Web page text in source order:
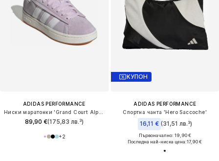
ADIDAS PERFORMANCE
89,90 €(175,83 лв.³)
+2
КУПОН
ADIDAS PERFORMANCE
Спортна чанта 'Hero Saccoche'
16,11 € (31,51 лв.³)
Първоначално: 19,90 €
Последна най-ниска цена:17,90 €